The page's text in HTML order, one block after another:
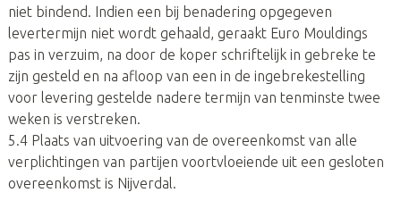
niet bindend. Indien een bij benadering opgegeven
levertermijn niet wordt gehaald, geraakt Euro Mouldings
pas in verzuim, na door de koper schriftelijk in gebreke te
zijn gesteld en na afloop van een in de ingebrekestelling
voor levering gestelde nadere termijn van tenminste twee
weken is verstreken.
5.4 Plaats van uitvoering van de overeenkomst van alle
verplichtingen van partijen voortvloeiende uit een gesloten
overeenkomst is Nijverdal.